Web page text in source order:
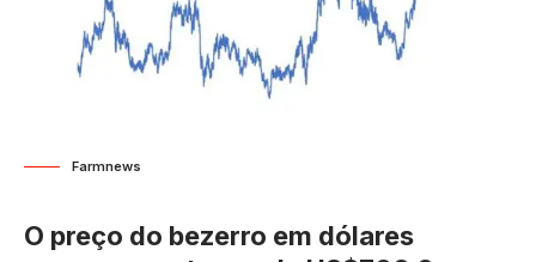
Farmnews
O preço do bezerro em dólares